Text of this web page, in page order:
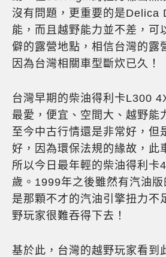
沒有問題，更重要的是Delica
能，而且越野能力並不差，可
僻的露營地點，相信台灣的露
因為台灣相關車型斷炊已久！
台灣早期的柴油得利卡L300
最愛，便宜、空間大、越野能
至今中古行情還是非常好，但
好，因為環保法規的緣故，此
所以今日最年輕的柴油得利卡
歲。1999年之後雖然有汽油
是那顆不才的汽油引擎扭力不
野玩家很難吞得下去！
基於此，台灣的越野玩家看到